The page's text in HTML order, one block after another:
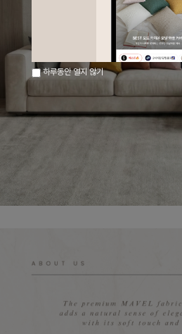
하루동안 열지 않기